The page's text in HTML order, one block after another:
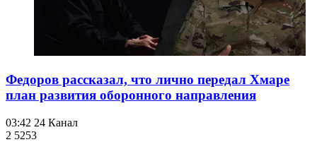
Федоров рассказал, что лично передал Хмаре
план развития оборонного направления
03:42 24 Канал
2 5253